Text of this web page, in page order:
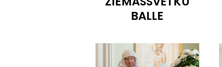
BALLE